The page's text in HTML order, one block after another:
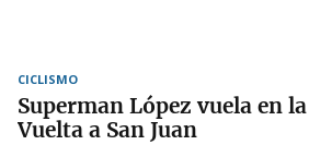
CICLISMO
Superman López vuela en la
Vuelta a San Juan